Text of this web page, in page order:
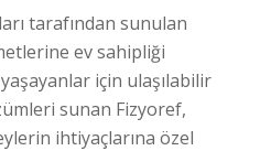
tarafından sunulan
ev sahipliği
için ulaşılabilir
sunan Fizyoref,
ihtiyaçlarına özel